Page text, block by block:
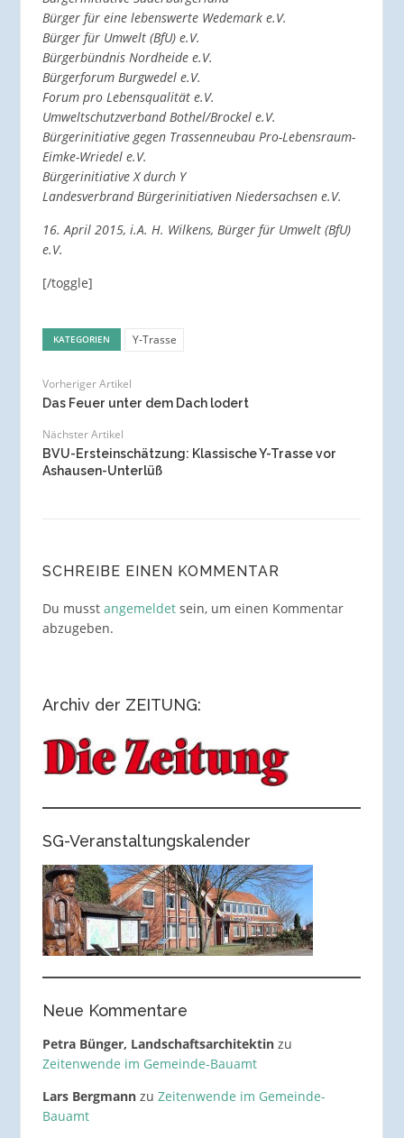
Bürger für eine lebenswerte Wedemark e.V.
Bürger für Umwelt (BfU) e.V.
Bürgerbündnis Nordheide e.V.
Bürgerforum Burgwedel e.V.
Forum pro Lebensqualität e.V.
Umweltschutzverband Bothel/Brockel e.V.
Bürgerinitiative gegen Trassenneubau Pro-Lebensraum-
Eimke-Wriedel e.V.
Bürgerinitiative X durch Y
Landesverbrand Bürgerinitiativen Niedersachsen e.V.
16. April 2015, i.A. H. Wilkens, Bürger für Umwelt (BfU)
e.V.
[/toggle]
KATEGORIEN Y-Trasse
Vorheriger Artikel
Das Feuer unter dem Dach lodert
Nächster Artikel
BVU-Ersteinschätzung: Klassische Y-Trasse vor
Ashausen-Unterlüß
SCHREIBE EINEN KOMMENTAR
Du musst angemeldetsein, um einen Kommentar
abzugeben.
Archiv der ZEITUNG:
SG-Veranstaltungskalender
Neue Kommentare
Petra Bünger, Landschaftsarchitektinzu
Zeitenwende im Gemeinde-Bauamt
Lars Bergmannzu Zeitenwende im Gemeinde-
Bauamt